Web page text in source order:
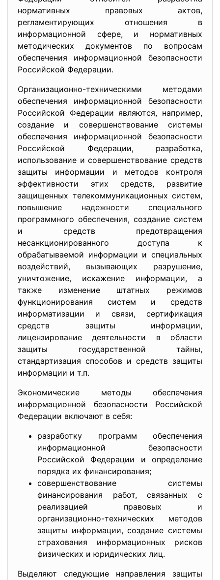
нормативных правовых актов,
регламентирующих отношения в
информационной сфере, и нормативных
методических документов по вопросам
обеспечения информационной безопасности
Российской Федерации.
Организационно-техническими методами
обеспечения информационной безопасности
Российской Федерации являются, например,
создание и совершенствование системы
обеспечения информационной безопасности
Российской Федерации, разработка,
использование и совершенствование средств
защиты информации и методов контроля
эффективности этих средств, развитие
защищенных телекоммуникационных систем,
повышение надежности специального
программного обеспечения, создание систем
и средств предотвращения
несанкционированного доступа к
обрабатываемой информации и специальных
воздействий, вызывающих разрушение,
уничтожение, искажение информации, а
также изменение штатных режимов
функционирования систем и средств
информатизации и связи, сертификация
средств защиты информации,
лицензирование деятельности в области
защиты государственной тайны,
стандартизация способов и средств защиты
информации и т.п.
Экономические методы обеспечения
информационной безопасности Российской
Федерации включают в себя:
разработку программ обеспечения
информационной безопасности
Российской Федерации и определение
порядка их финансирования;
совершенствование системы
финансирования работ, связанных с
реализацией правовых и
организационно-технических методов
защиты информации, создание системы
страхования информационных рисков
физических и юридических лиц.
Выделяют следующие направления защиты